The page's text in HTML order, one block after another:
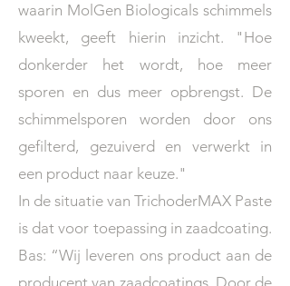
waarin MolGen Biologicals schimmels
kweekt, geeft hierin inzicht. "Hoe
donkerder het wordt, hoe meer
sporen en dus meer opbrengst. De
schimmelsporen worden door ons
gefilterd, gezuiverd en verwerkt in
een product naar keuze."
In de situatie van TrichoderMAX Paste
is dat voor toepassing in zaadcoating.
Bas: “Wij leveren ons product aan de